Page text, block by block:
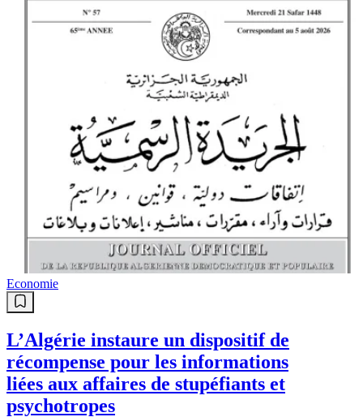
Economie
L’Algérie instaure un dispositif de
récompense pour les informations
liées aux affaires de stupéfiants et
psychotropes